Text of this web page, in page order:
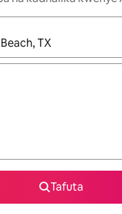
yanapatikana, vinjari
Tafuta